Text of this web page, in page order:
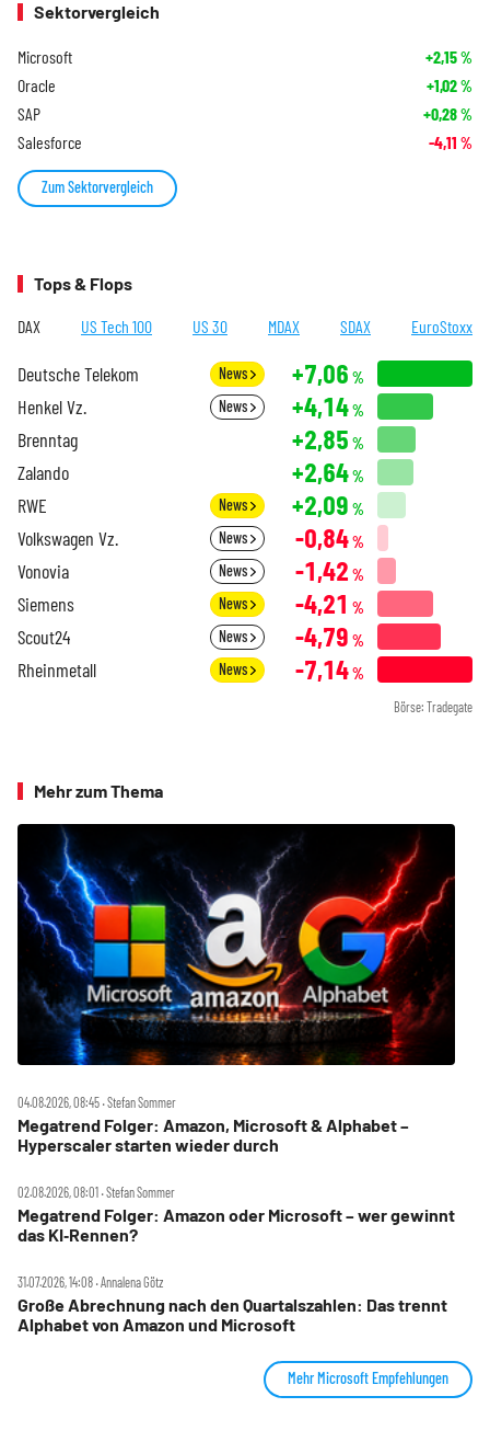
Sektorvergleich
Microsoft +2,15%
Oracle +1,02%
SAP +0,28%
Salesforce -4,11 %
Zum Sektorvergleich
Tops & Flops
DAX US Tech 100 US 30 MDAX SDAX EuroStoxx
Deutsche Telekom News +7,06 %
Henkel Vz. News +4,14%
Brenntag +2,85 %
Zalando +2,64%
RWE News +2,09 %
Volkswagen Vz. News -0,84%
Vonovia News -1,42 %
Siemens News -4,21 %
Scout24 News -4,79 %
Rheinmetall News -7,14%
Börse: Tradegate
Mehr zum Thema
04.08.2026, 08:45 ‧ Stefan Sommer
Megatrend Folger: Amazon, Microsoft & Alphabet –
Hyperscaler starten wieder durch
02.08.2026, 08:01 ‧ Stefan Sommer
Megatrend Folger: Amazon oder Microsoft – wer gewinnt
das KI‑Rennen?
31.07.2026, 14:08 ‧ Annalena Götz
Große Abrechnung nach den Quartalszahlen: Das trennt
Alphabet von Amazon und Microsoft
Mehr Microsoft Empfehlungen